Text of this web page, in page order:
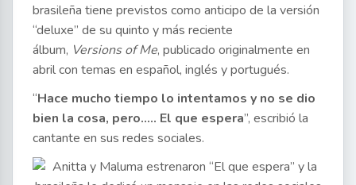
brasileña tiene previstos como anticipo de la versión
“deluxe” de su quinto y más reciente
álbum, Versions of Me, publicado originalmente en
abril con temas en español, inglés y portugués.
“Hace mucho tiempo lo intentamos y no se dio
bien la cosa, pero….. El que espera”, escribió la
cantante en sus redes sociales.